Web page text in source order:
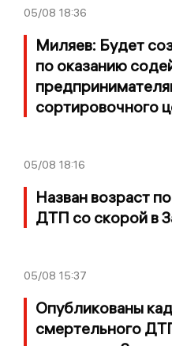
05/08 18:36
Миляев: Будет
по оказанию
сортировочного
05/08 18:16
Назван возраст
ДТП со скорой в
05/08 15:37
Опубликованы
смертельного